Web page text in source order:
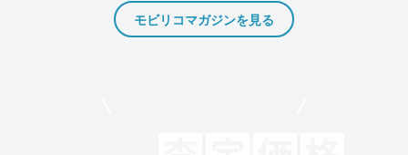
モビリコマガジンを見る